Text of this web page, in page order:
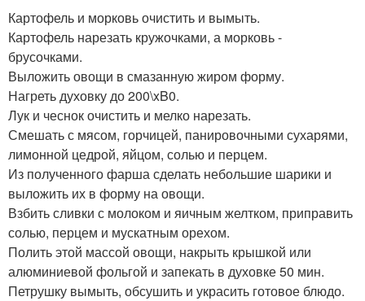
Картофель и морковь очистить и вымыть.
Картофель нарезать кружочками, а морковь -
брусочками.
Выложить овощи в смазанную жиром форму.
Нагреть духовку до 200\xB0.
Лук и чеснок очистить и мелко нарезать.
Смешать с мясом, горчицей, панировочными сухарями,
лимонной цедрой, яйцом, солью и перцем.
Из полученного фарша сделать небольшие шарики и
выложить их в форму на овощи.
Взбить сливки с молоком и яичным желтком, приправить
солью, перцем и мускатным орехом.
Полить этой массой овощи, накрыть крышкой или
алюминиевой фольгой и запекать в духовке 50 мин.
Петрушку вымыть, обсушить и украсить готовое блюдо.